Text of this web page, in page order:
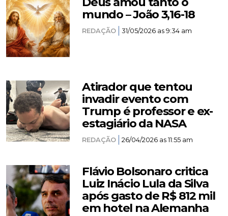
mundo – João 3,16-18
REDAÇÃO 31/05/2026 as 9:34 am
Atirador que tentou
invadir evento com
Trump é professor e ex-
estagiário da NASA
REDAÇÃO 26/04/2026 as 11:55 am
Flávio Bolsonaro critica
Luiz Inácio Lula da Silva
após gasto de R$ 812 mil
em hotel na Alemanha